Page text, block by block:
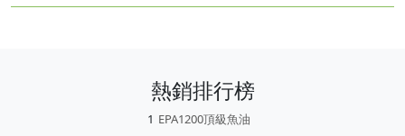
熱銷排行榜
EPA1200頂級魚油